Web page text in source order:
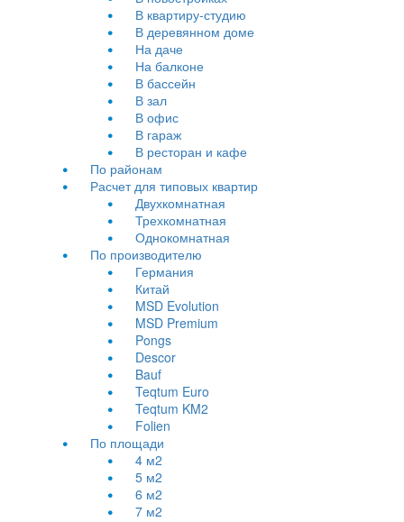
В квартиру-студию
В деревянном доме
На даче
На балконе
В бассейн
В зал
В офис
В гараж
В ресторан и кафе
По районам
Расчет для типовых квартир
Двухкомнатная
Трехкомнатная
Однокомнатная
По производителю
Германия
Китай
MSD Evolution
MSD Premium
Pongs
Descor
Bauf
Teqtum Euro
Teqtum KM2
Folien
По площади
4 м2
5 м2
6 м2
7 м2